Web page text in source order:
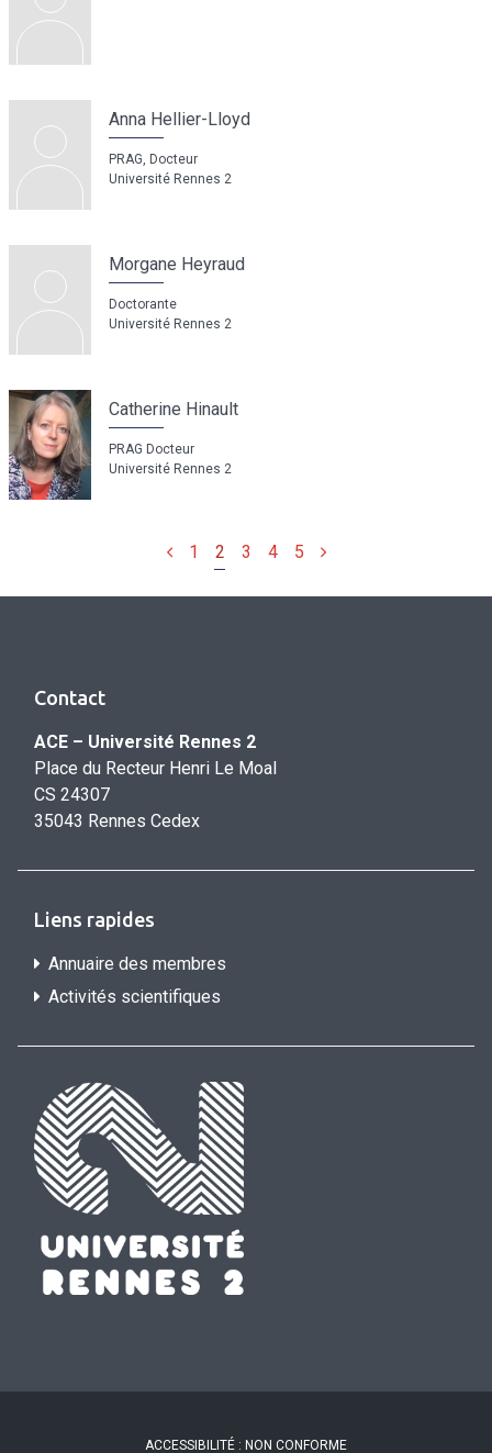
Anna Hellier-Lloyd
PRAG, Docteur
Université Rennes 2
Morgane Heyraud
Doctorante
Université Rennes 2
Catherine Hinault
PRAG Docteur
Université Rennes 2
Précédent
1 2 3 4 5 Suivant
Contact
ACE – Université Rennes 2
Place du Recteur Henri Le Moal
CS 24307
35043 Rennes Cedex
Liens rapides
Annuaire des membres
Activités scientifiques
ACCESSIBILITÉ : NON CONFORME